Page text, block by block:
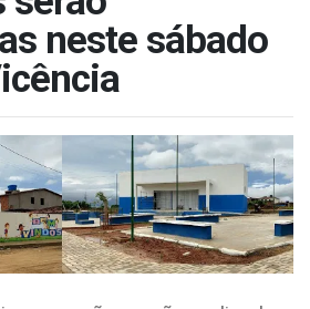
neste sábado